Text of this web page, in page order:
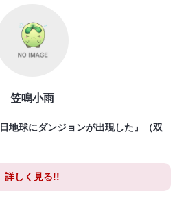
笠鳴小雨
地球にダンジョンが出現した』（双
詳しく見る!!